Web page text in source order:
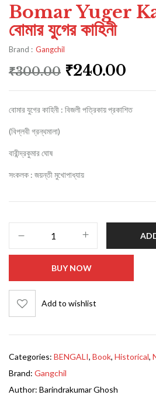
Bomar Yuger
বোমার যুগের কাহিনী
Brand : Gangchil
₹300.00 ₹240.00
বোমার যুগের কাহিনী : বিজলী পত্রিকায় প্রকাশিত
(বিপ্লবী গ্রন্থমালা)
বারীন্দ্রকুমার ঘোষ
সংকলক : জয়ন্তী মুখোপাধ্যায়
BUY NOW
Add to wishlist
Categories: BENGALI, Book, Historical,
Brand: Gangchil
Author: Barindrakumar Ghosh